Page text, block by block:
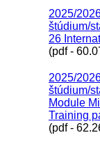
2025/
štúdium/
26
(pdf -
2025/
štúdium/
Module
Training
(pdf -